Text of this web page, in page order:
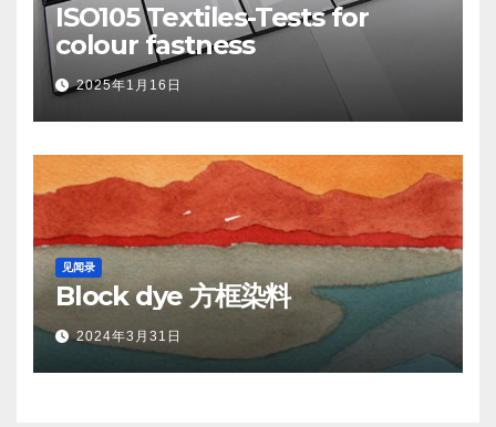
ISO105 Textiles-Tests for
colour fastness
2025年1月16日
见闻录
Block dye 方框染料
2024年3月31日